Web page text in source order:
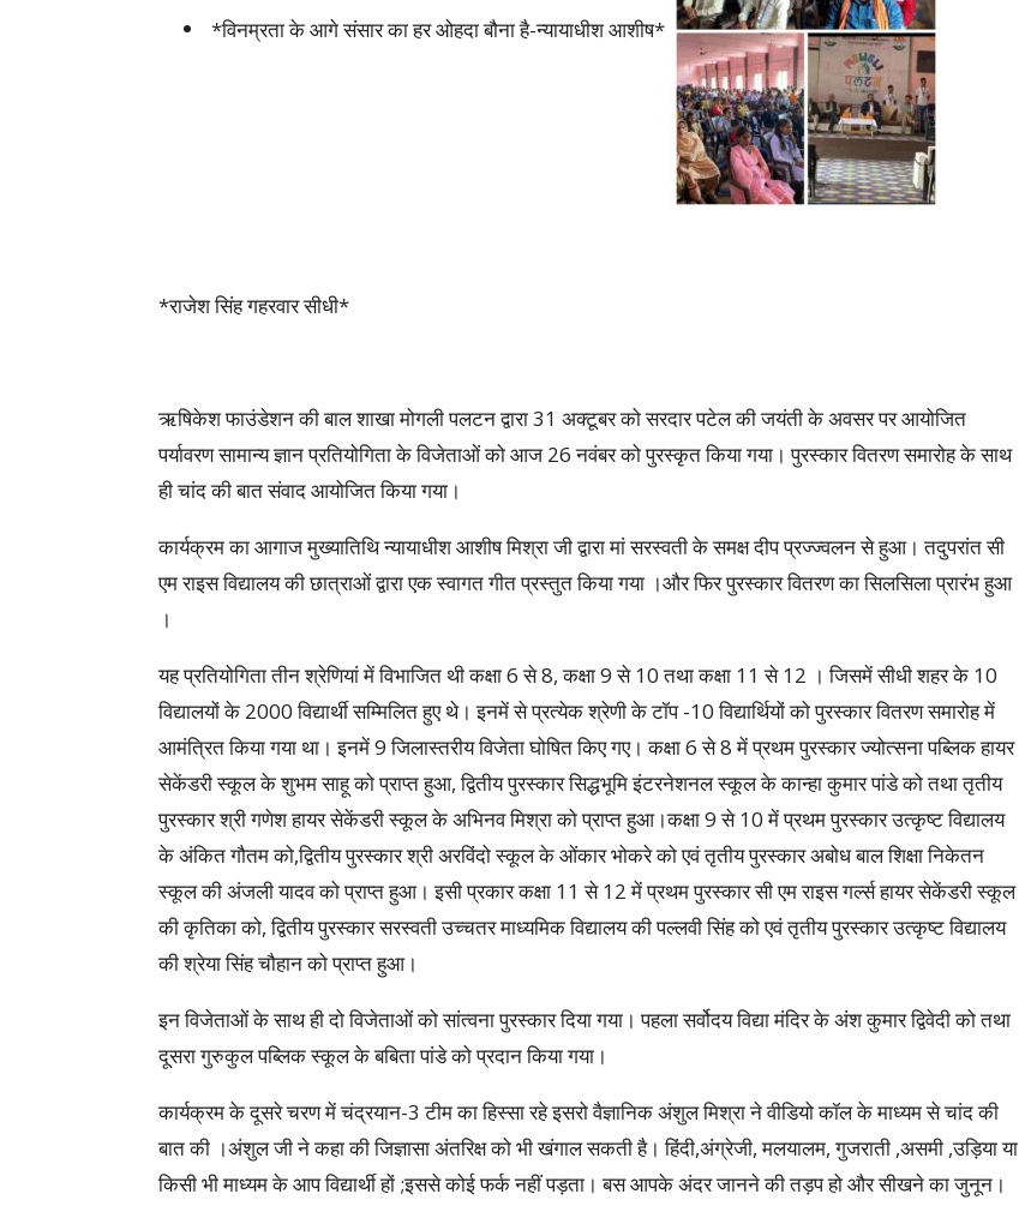
*विनम्रता के आगे संसार का हर ओहदा बौना है-न्यायाधीश आशीष*
*राजेश सिंह गहरवार सीधी*
ऋषिकेश फाउंडेशन की बाल शाखा मोगली पलटन द्वारा 31 अक्टूबर को सरदार पटेल की जयंती के अवसर पर आयोजित
पर्यावरण सामान्य ज्ञान प्रतियोगिता के विजेताओं को आज 26 नवंबर को पुरस्कृत किया गया। पुरस्कार वितरण समारोह के साथ
ही चांद की बात संवाद आयोजित किया गया।
कार्यक्रम का आगाज मुख्यातिथि न्यायाधीश आशीष मिश्रा जी द्वारा मां सरस्वती के समक्ष दीप प्रज्ज्वलन से हुआ। तदुपरांत सी
एम राइस विद्यालय की छात्राओं द्वारा एक स्वागत गीत प्रस्तुत किया गया ।और फिर पुरस्कार वितरण का सिलसिला प्रारंभ हुआ
।
यह प्रतियोगिता तीन श्रेणियां में विभाजित थी कक्षा 6 से 8, कक्षा 9 से 10 तथा कक्षा 11 से 12 । जिसमें सीधी शहर के 10
विद्यालयों के 2000 विद्यार्थी सम्मिलित हुए थे। इनमें से प्रत्येक श्रेणी के टॉप -10 विद्यार्थियों को पुरस्कार वितरण समारोह में
आमंत्रित किया गया था। इनमें 9 जिलास्तरीय विजेता घोषित किए गए। कक्षा 6 से 8 में प्रथम पुरस्कार ज्योत्सना पब्लिक हायर
सेकेंडरी स्कूल के शुभम साहू को प्राप्त हुआ, द्वितीय पुरस्कार सिद्धभूमि इंटरनेशनल स्कूल के कान्हा कुमार पांडे को तथा तृतीय
पुरस्कार श्री गणेश हायर सेकेंडरी स्कूल के अभिनव मिश्रा को प्राप्त हुआ।कक्षा 9 से 10 में प्रथम पुरस्कार उत्कृष्ट विद्यालय
के अंकित गौतम को,द्वितीय पुरस्कार श्री अरविंदो स्कूल के ओंकार भोकरे को एवं तृतीय पुरस्कार अबोध बाल शिक्षा निकेतन
स्कूल की अंजली यादव को प्राप्त हुआ। इसी प्रकार कक्षा 11 से 12 में प्रथम पुरस्कार सी एम राइस गर्ल्स हायर सेकेंडरी स्कूल
की कृतिका को, द्वितीय पुरस्कार सरस्वती उच्चतर माध्यमिक विद्यालय की पल्लवी सिंह को एवं तृतीय पुरस्कार उत्कृष्ट विद्यालय
की श्रेया सिंह चौहान को प्राप्त हुआ।
इन विजेताओं के साथ ही दो विजेताओं को सांत्वना पुरस्कार दिया गया। पहला सर्वोदय विद्या मंदिर के अंश कुमार द्विवेदी को तथा
दूसरा गुरुकुल पब्लिक स्कूल के बबिता पांडे को प्रदान किया गया।
कार्यक्रम के दूसरे चरण में चंद्रयान-3 टीम का हिस्सा रहे इसरो वैज्ञानिक अंशुल मिश्रा ने वीडियो कॉल के माध्यम से चांद की
बात की ।अंशुल जी ने कहा की जिज्ञासा अंतरिक्ष को भी खंगाल सकती है। हिंदी,अंग्रेजी, मलयालम, गुजराती ,असमी ,उड़िया या
किसी भी माध्यम के आप विद्यार्थी हों ;इससे कोई फर्क नहीं पड़ता। बस आपके अंदर जानने की तड़प हो और सीखने का जुनून।